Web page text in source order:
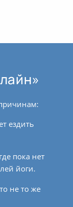
ездить
пока нет
йоги.
не то же